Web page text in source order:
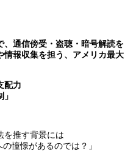
、通信傍受・盗聴・暗号解読を
情報収集を担う、アメリカ最大
配力
を推す背景には
憧憬があるのでは？」